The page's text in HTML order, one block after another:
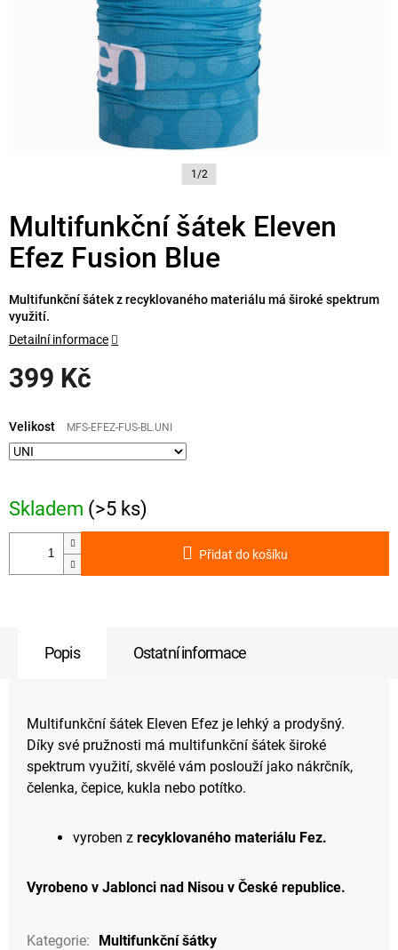
1/2
Multifunkční šátek Eleven
Efez Fusion Blue
399 Kč
cena:
Skladem (>5 ks)
Velikost MFS-EFEZ-FUS-BL.UNI
Přidat do košíku
Multifunkční šátek z recyklovaného materiálu má široké spektrum
využití.
Detailní informace
Popis Ostatní informace
Multifunkční šátek Eleven Efez je lehký a prodyšný.
Díky své pružnosti má multifunkční šátek široké
spektrum využití, skvělé vám poslouží jako nákrčník,
čelenka, čepice, kukla nebo potítko.
vyroben z recyklovaného materiálu Fez.
Vyrobeno v Jablonci nad Nisou v České republice.
Kategorie:
Multifunkční šátky